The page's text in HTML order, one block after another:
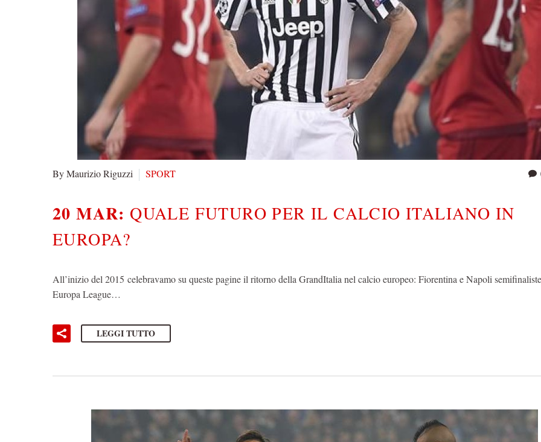
By Maurizio Riguzzi SPORT
20 MAR: QUALE FUTURO PER IL CALCIO ITALIANO IN
EUROPA?
All’inizio del 2015 celebravamo su queste pagine il ritorno della GrandItalia nel calcio europeo: Fiorentina e Napoli
Europa League…
LEGGI TUTTO